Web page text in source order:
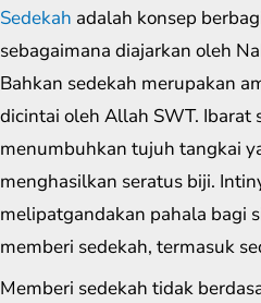
Sedekah adalah konsep
sebagaimana diajarkan oleh
Bahkan sedekah merupakan
dicintai oleh Allah SWT. Ibarat
menumbuhkan tujuh tangkai
menghasilkan seratus biji.
melipatgandakan pahala bagi
memberi sedekah, termasuk
Memberi sedekah tidak